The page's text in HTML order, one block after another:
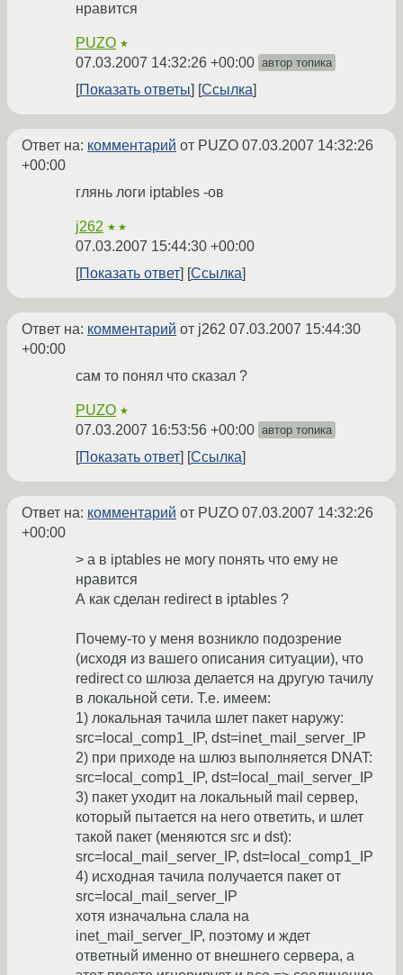
нравится
PUZO ★
07.03.2007 14:32:26 +00:00 автор топика
Показать ответы Ссылка
Ответ на: комментарий от PUZO 07.03.2007 14:32:26
+00:00
глянь логи iptables -ов
j262 ★★
07.03.2007 15:44:30 +00:00
Показать ответ
Ссылка
Ответ на: комментарий от j262 07.03.2007 15:44:30
+00:00
сам то понял что сказал ?
PUZO ★
07.03.2007 16:53:56 +00:00 автор топика
Показать ответ Ссылка
Ответ на: комментарий от PUZO 07.03.2007 14:32:26
+00:00
> а в iptаbles не могу понять что ему не
нравится
А как сделан redirect в iptables ?
Почему-то у меня возникло подозрение
(исходя из вашего описания ситуации), что
redirect со шлюза делается на другую тачилу
в локальной сети. Т.е. имеем:
1) локальная тачила шлет пакет наружу:
src=local_comp1_IP, dst=inet_mail_server_IP
2) при приходе на шлюз выполняется DNAT:
src=local_comp1_IP, dst=local_mail_server_IP
3) пакет уходит на локальный mail сервер,
который пытается на него ответить, и шлет
такой пакет (меняются src и dst):
src=local_mail_server_IP, dst=local_comp1_IP
4) исходная тачила получается пакет от
src=local_mail_server_IP
хотя изначальна слала на
inet_mail_server_IP, поэтому и ждет
ответный именно от внешнего сервера, а